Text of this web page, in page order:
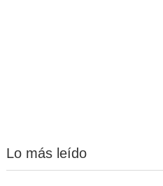
Lo más leído